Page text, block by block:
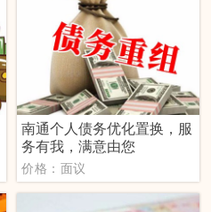
南通个人债务优化置换，服
务有我，满意由您
价格：面议